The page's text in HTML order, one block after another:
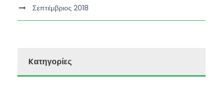
Σεπτέμβριος 2018
Kατηγορίες